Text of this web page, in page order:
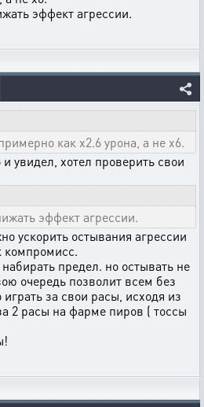
эффект агрессии.
как x2.6 урона, а не x6.
увидел, хотел проверить свои
эффект агрессии.
ускорить остывания агрессии
компромисс.
предел. но остывать не
очередь позволит всем без
за свои расы, исходя из
2 расы на фарме пиров ( тоссы